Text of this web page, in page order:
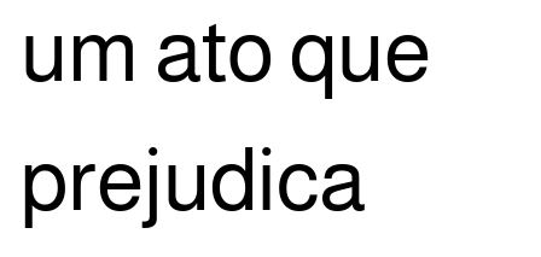
um ato que
pre­ju­di­ca